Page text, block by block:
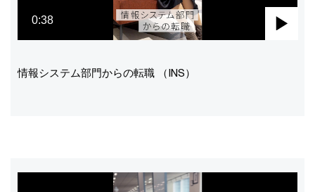
0:38
情報システム部門からの転職 （INS）